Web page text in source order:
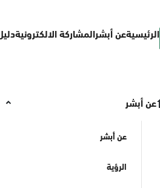
الرئيسيةعن أبشرالمشاركة الالكترونية
عن أبشر
عن أبشر
الرؤية